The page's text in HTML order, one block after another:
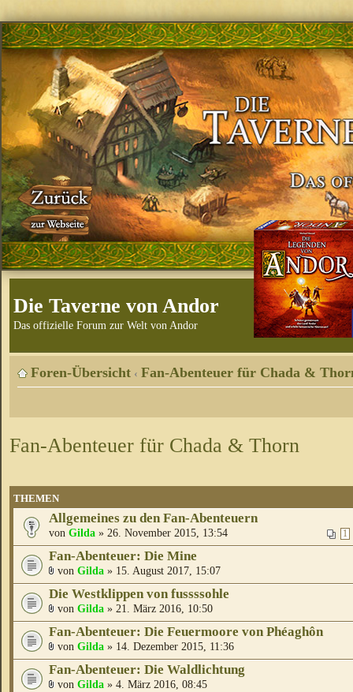
Die Taverne von Andor
Das offizielle Forum zur Welt von Andor
Foren-Übersicht ‹ Fan-Abenteuer für Chada &
Fan-Abenteuer für Chada & Thorn
THEMEN
Allgemeines zu den Fan-Abenteuern
1
von Gilda » 26. November 2015, 13:54
Fan-Abenteuer: Die Mine
von Gilda » 15. August 2017, 15:07
Die Westklippen von fussssohle
von Gilda » 21. März 2016, 10:50
Fan-Abenteuer: Die Feuermoore von Phéaghôn
von Gilda » 14. Dezember 2015, 11:36
Fan-Abenteuer: Die Waldlichtung
von Gilda » 4. März 2016, 08:45